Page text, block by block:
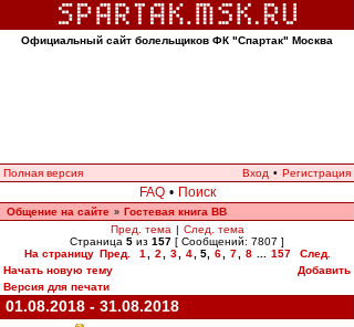
Официальный сайт болельщиков ФК "Спартак" Москва
Полная версия Вход • Регистрация
FAQ • Поиск
Общение на сайте » Гостевая книга ВВ
Пред. тема | След. тема
Страница 5 из 157 [ Сообщений: 7807 ]
На страницу Пред. 1 2 3 4 5, 6 7 8 157
След.
Начать новую тему
Добавить
Версия для печати
01.08.2018 - 31.08.2018